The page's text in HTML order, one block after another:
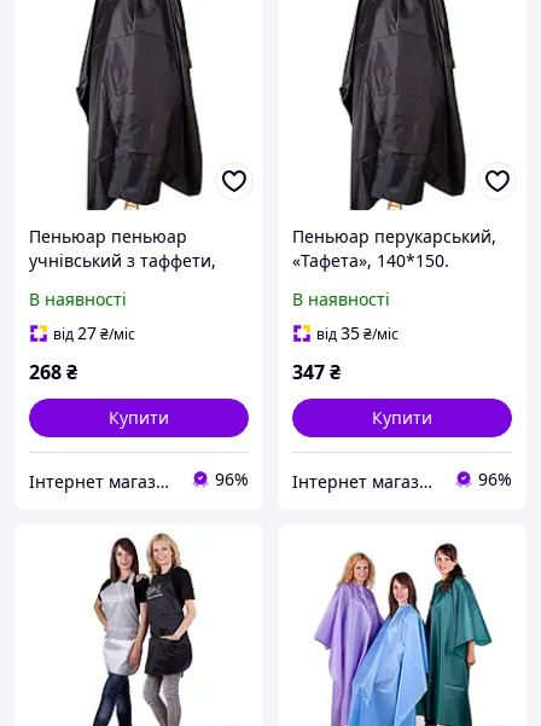
Пеньюар пеньюар
учнівський з таффети,
В наявності
від27₴/міс
268₴
Купити
Інтернет магазин професійної косметики для волосся і обладнання Brand Master 96%
Пеньюар перукарський,
«Тафета», 140*150.
В наявності
від35₴/міс
347₴
Купити
Інтернет магазин професійної косметики для волосся і обладнання Brand Master 96%